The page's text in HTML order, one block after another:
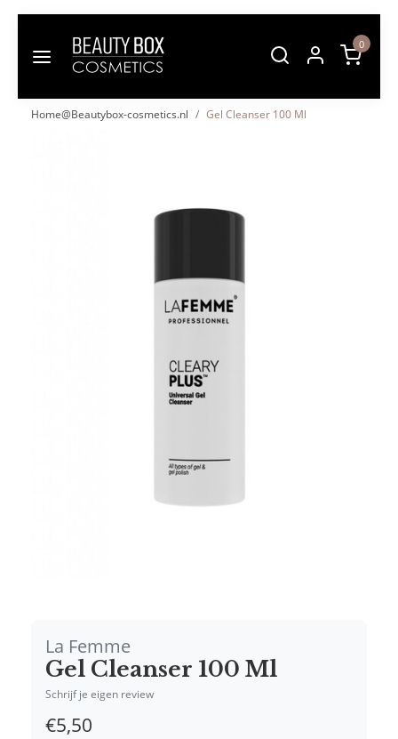
0
Home@Beautybox-cosmetics.nl Gel Cleanser 100 Ml
La Femme
Gel Cleanser 100 Ml
Schrijf je eigen review
€5,50